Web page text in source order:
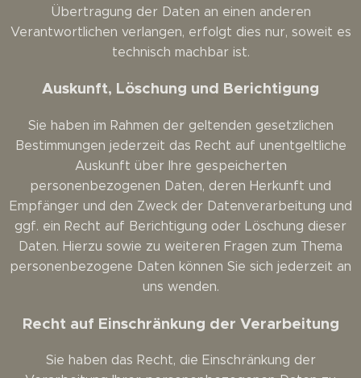
Übertragung der Daten an einen anderen
Verantwortlichen verlangen, erfolgt dies nur, soweit es
technisch machbar ist.
Auskunft, Löschung und Berichtigung
Sie haben im Rahmen der geltenden gesetzlichen
Bestimmungen jederzeit das Recht auf unentgeltliche
Auskunft über Ihre gespeicherten
personenbezogenen Daten, deren Herkunft und
Empfänger und den Zweck der Datenverarbeitung und
ggf. ein Recht auf Berichtigung oder Löschung dieser
Daten. Hierzu sowie zu weiteren Fragen zum Thema
personenbezogene Daten können Sie sich jederzeit an
uns wenden.
Recht auf Einschränkung der Verarbeitung
Sie haben das Recht, die Einschränkung der